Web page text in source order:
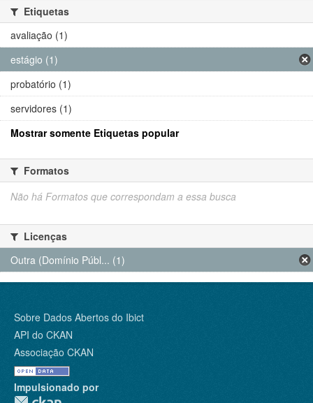
Etiquetas
avaliação (1)
estágio (1)
probatório (1)
servidores (1)
Mostrar somente Etiquetas popular
Formatos
Não há Formatos que correspondam a essa busca
Licenças
Outra (Domínio Públ... (1)
Sobre Dados Abertos do Ibict
API do CKAN
Associação CKAN
Impulsionado por